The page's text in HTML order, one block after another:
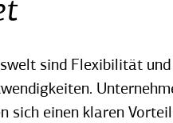
sind Flexibilität
sich einen klaren